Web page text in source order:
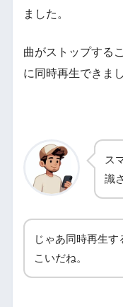
ました。
曲がストップする
に同時再生できま
ス
識
じゃあ同時再生す
こいだね。